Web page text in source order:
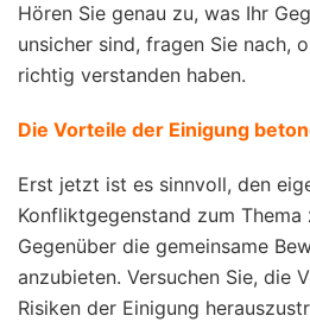
Hören Sie genau zu, was Ihr
unsicher sind, fragen Sie nach,
richtig verstanden haben.
Die Vorteile der Einigung
Erst jetzt ist es sinnvoll, den
Konfliktgegenstand zum Thema
Gegenüber die gemeinsame
anzubieten. Versuchen Sie, die
Risiken der Einigung